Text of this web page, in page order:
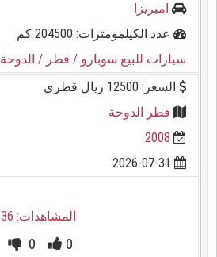
امبريزا
عدد الكيلمومترات: 204500 كم
سيارات للبيع سوبارو / قطر / الدوحة
السعر: 12500 ريال قطرى
قطر الدوحة
2008
المشاهدات: 36
0
0